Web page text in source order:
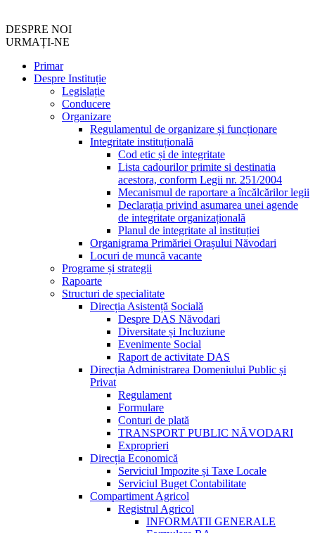
DESPRE NOI
URMAȚI-NE
Primar
Despre Instituție
Legislație
Conducere
Organizare
Regulamentul de organizare și funcționare
Integritate instituțională
Cod etic și de integritate
Lista cadourilor primite si destinatia
acestora, conform Legii nr. 251/2004
Mecanismul de raportare a încălcărilor legii
Declarația privind asumarea unei agende
de integritate organizațională
Planul de integritate al instituției
Organigrama Primăriei Orașului Năvodari
Locuri de muncă vacante
Programe și strategii
Rapoarte
Structuri de specialitate
Direcția Asistență Socială
Despre DAS Năvodari
Diversitate și Incluziune
Evenimente Social
Raport de activitate DAS
Direcția Administrarea Domeniului Public și
Privat
Regulament
Formulare
Conturi de plată
TRANSPORT PUBLIC NĂVODARI
Exproprieri
Direcția Economică
Serviciul Impozite și Taxe Locale
Serviciul Buget Contabilitate
Compartiment Agricol
Registrul Agricol
INFORMATII GENERALE